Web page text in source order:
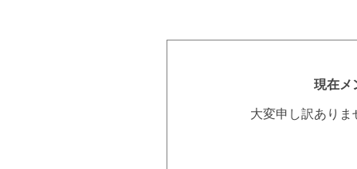
現在メ
大変申し訳あり